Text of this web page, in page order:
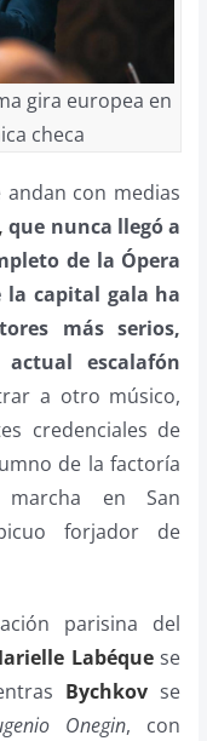
gira europea en
checa
andan con medias
que nunca llegó a
de la Ópera
capital gala ha
más serios,
escalafón
a otro músico,
credenciales de
de la factoría
en San
forjador de
parisina del
Labéque se
Bychkov se
Onegin, con